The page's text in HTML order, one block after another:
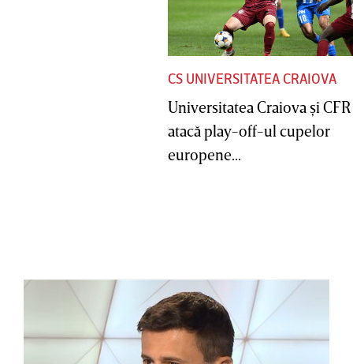
CS UNIVERSITATEA CRAIOVA
Universitatea Craiova şi
atacă play-off-ul cupelor
europene...